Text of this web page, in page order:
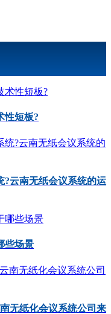
性短板?
?云南无纸会议系统的运
些场景
无纸化会议系统公司来